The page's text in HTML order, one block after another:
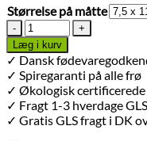
Størrelse på måtte
Hampmåtte
til
Ærteskud
+
Spirer
med
blade
antal
Læg i kurv
✓ Dansk
✓ Spiregaranti på alle frø
✓ Økologisk
✓ Fragt 1-3 hverdage
✓ Gratis GLS fragt i DK